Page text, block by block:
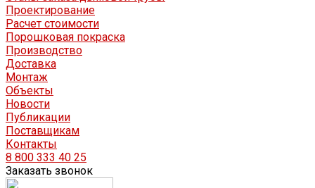
Проектирование
Расчет стоимости
Порошковая покраска
Производство
Доставка
Монтаж
Объекты
Новости
Публикации
Поставщикам
Контакты
8 800 333 40 25
Заказать звонок